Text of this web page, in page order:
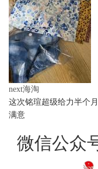
next海淘
这次铭瑄超级给力半个
满意
微信公众